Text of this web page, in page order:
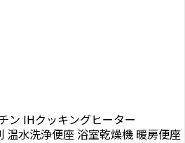
ン IHクッキングヒーター
温水洗浄便座 浴室乾燥機 暖房便座